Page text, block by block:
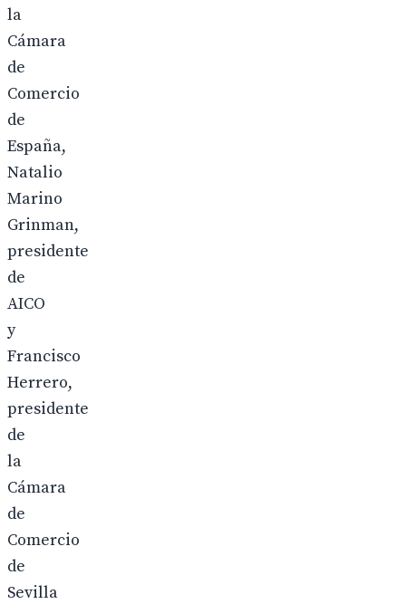
la
Cámara
de
Comercio
de
España,
Natalio
Marino
Grinman,
presidente
de
AICO
y
Francisco
Herrero,
presidente
de
la
Cámara
de
Comercio
de
Sevilla